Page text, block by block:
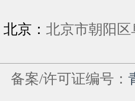
北京： 北京市朝阳
备案/许可证编号：